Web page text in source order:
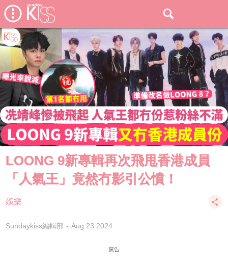
LOONG 9新專輯再次飛甩香港成員
「人氣王」竟然冇影引公憤！
娛樂
Sundaykiss編輯部 Aug 23 2024
廣告